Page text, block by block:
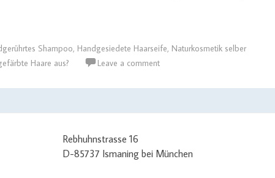
Shampoo, Handgesiedete Haarseife, Naturkosmetik selber
Haare aus? Leave a comment
Rebhuhnstrasse 16
D-85737 Ismaning bei München